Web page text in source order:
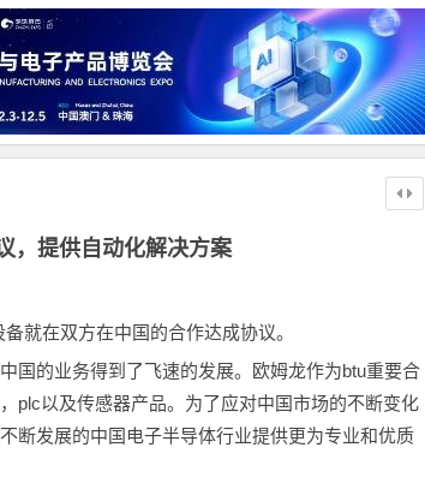
，提供自动化解决方案
就在双方在中国的合作达成协议。
国的业务得到了飞速的发展。欧姆龙作为btu重要合
plc以及传感器产品。为了应对中国市场的不断变化
断发展的中国电子半导体行业提供更为专业和优质